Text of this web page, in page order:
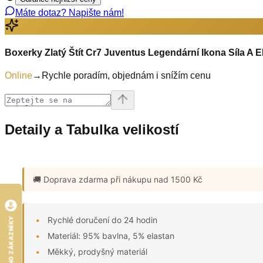
Máte dotaz? Napište nám!
Boxerky Zlatý Štít Cr7 Juventus Legendární Ikona Síla A
Online→ Rychle poradím, objednám i snížím cenu
Detaily a Tabulka velikostí
🚚 Doprava zdarma při nákupu nad 1500 Kč
Rychlé doručení do 24 hodin
Materiál: 95% bavlna, 5% elastan
Měkký, prodyšný materiál